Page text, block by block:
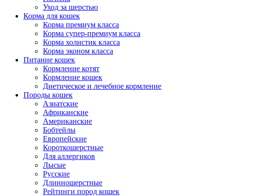
Уход за шерстью
Корма для кошек
Корма премиум класса
Корма супер-премиум класса
Корма холистик класса
Корма эконом класса
Питание кошек
Кормление котят
Кормление кошек
Диетическое и лечебное кормление
Породы кошек
Азиатские
Африканские
Американские
Бобтейлы
Европейские
Короткошерстные
Для аллергиков
Лысые
Русские
Длинношерстные
Рейтинги пород кошек